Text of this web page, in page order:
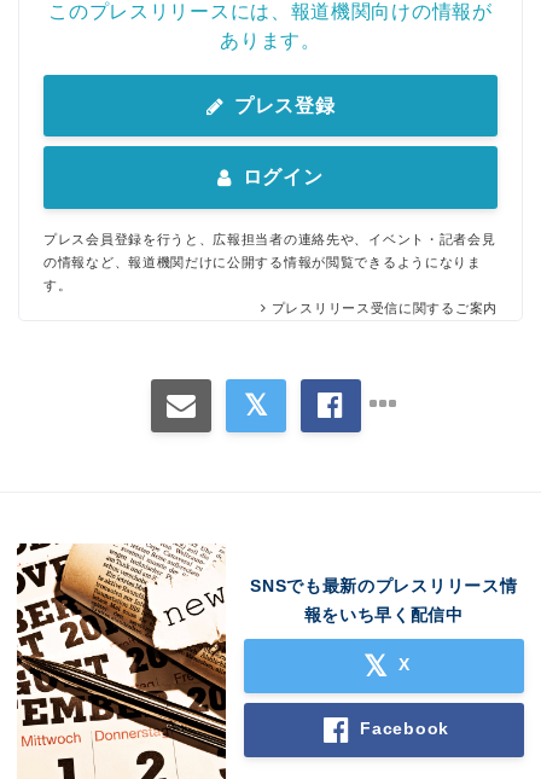
このプレスリリースには、報道機関向けの情報が
あります。
プレス登録
ログイン
プレス会員登録を行うと、広報担当者の連絡先や、イベント・記者会見
の情報など、報道機関だけに公開する情報が閲覧できるようになりま
す。
プレスリリース受信に関するご案内
SNSでも最新のプレスリリース情
報をいち早く配信中
X
Facebook